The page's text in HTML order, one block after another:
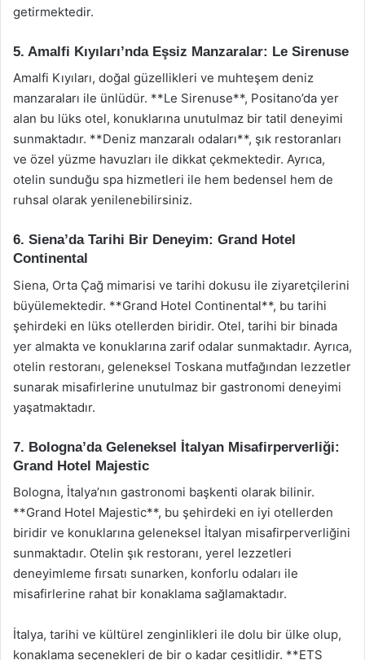
getirmektedir.
5. Amalfi Kıyıları’nda Eşsiz Manzaralar: Le Sirenuse
Amalfi Kıyıları, doğal güzellikleri ve muhteşem deniz
manzaraları ile ünlüdür. **Le Sirenuse**, Positano’da yer
alan bu lüks otel, konuklarına unutulmaz bir tatil deneyimi
sunmaktadır. **Deniz manzaralı odaları**, şık restoranları
ve özel yüzme havuzları ile dikkat çekmektedir. Ayrıca,
otelin sunduğu spa hizmetleri ile hem bedensel hem de
ruhsal olarak yenilenebilirsiniz.
6. Siena’da Tarihi Bir Deneyim: Grand Hotel
Continental
Siena, Orta Çağ mimarisi ve tarihi dokusu ile ziyaretçilerini
büyülemektedir. **Grand Hotel Continental**, bu tarihi
şehirdeki en lüks otellerden biridir. Otel, tarihi bir binada
yer almakta ve konuklarına zarif odalar sunmaktadır. Ayrıca,
otelin restoranı, geleneksel Toskana mutfağından lezzetler
sunarak misafirlerine unutulmaz bir gastronomi deneyimi
yaşatmaktadır.
7. Bologna’da Geleneksel İtalyan Misafirperverliği:
Grand Hotel Majestic
Bologna, İtalya’nın gastronomi başkenti olarak bilinir.
**Grand Hotel Majestic**, bu şehirdeki en iyi otellerden
biridir ve konuklarına geleneksel İtalyan misafirperverliğini
sunmaktadır. Otelin şık restoranı, yerel lezzetleri
deneyimleme fırsatı sunarken, konforlu odaları ile
misafirlerine rahat bir konaklama sağlamaktadır.
İtalya, tarihi ve kültürel zenginlikleri ile dolu bir ülke olup,
konaklama seçenekleri de bir o kadar çeşitlidir. **ETS